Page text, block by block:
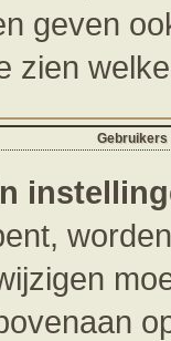
geven
zien
Gebruikers